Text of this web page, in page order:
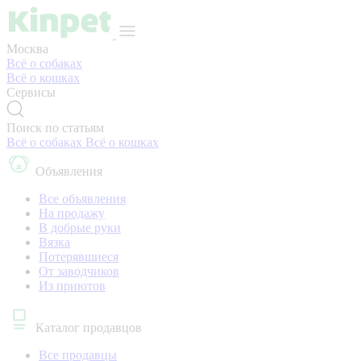
Москва
Всё о собаках
Всё о кошках
Сервисы
Поиск по статьям
Всё о собаках Всё о кошках
Объявления
Все объявления
На продажу
В добрые руки
Вязка
Потерявшиеся
От заводчиков
Из приютов
Каталог продавцов
Все продавцы